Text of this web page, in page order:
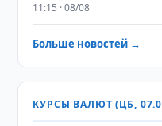
11:15 · 08/08
Больше новостей →
КУРСЫ ВАЛЮТ (ЦБ,